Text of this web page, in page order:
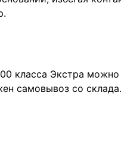
класса Экстра
самовывоз со склада.